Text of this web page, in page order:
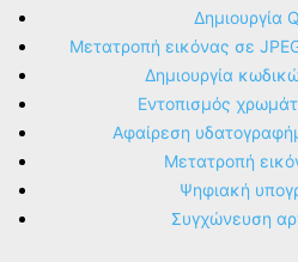
Δημιουργία
Μετατροπή εικόνας σε
Δημιουργία
Εντοπισμός
Αφαίρεση
Μετατροπή
Ψηφιακή
Συγχώνευση